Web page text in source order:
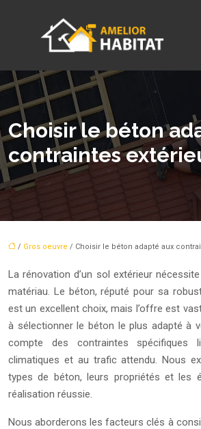
Choisir le béton
contraintes
/ Gros oeuvre / Choisir le béton adapté aux
La rénovation d’un sol extérieur
matériau. Le béton, réputé pour sa
est un excellent choix, mais l’offre est
à sélectionner le béton le plus adapté à
compte des contraintes spécifiques
climatiques et au trafic attendu. Nous
types de béton, leurs propriétés et les
réalisation réussie.
Nous aborderons les facteurs clés à